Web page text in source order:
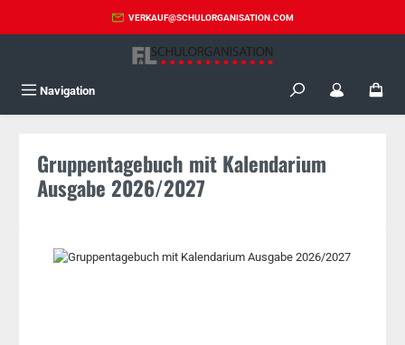
Zum Hauptinhalt springenVERKAUF@SCHULORGANISATION.COM
Navigation
Gruppentagebuch mit Kalendarium
Ausgabe 2026/2027
Bildergalerie überspringen